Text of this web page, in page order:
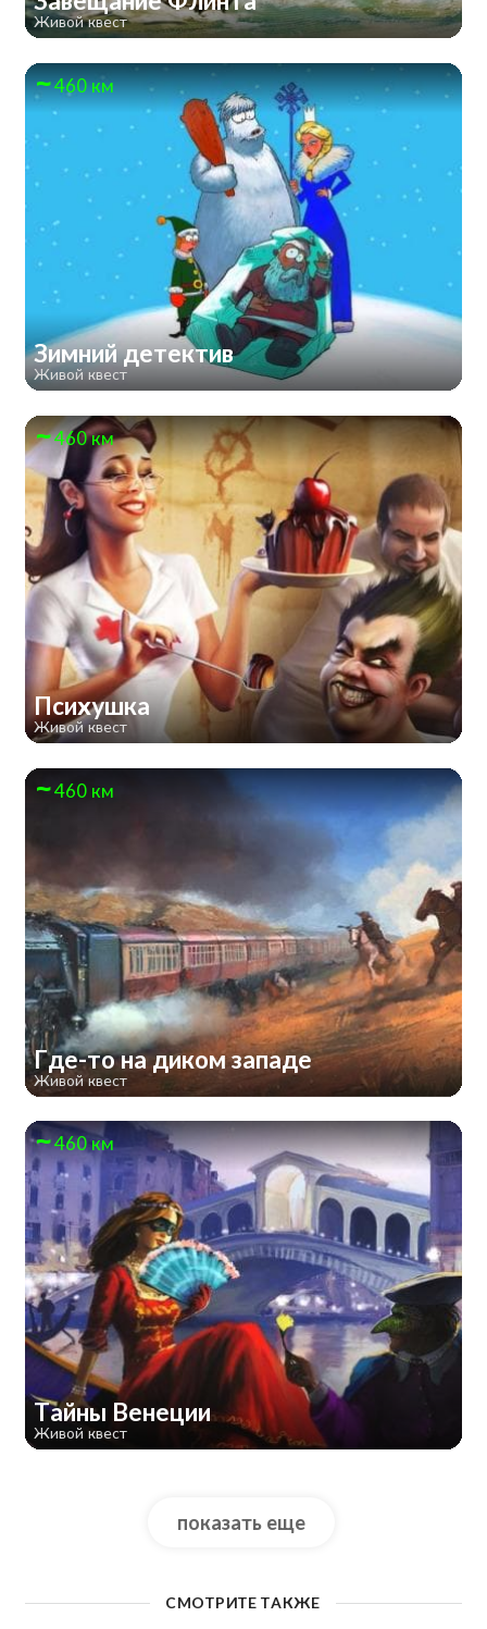
Живой квест
460 км
Зимний детектив
Живой квест
460 км
Психушка
Живой квест
460 км
Где-то на диком западе
Живой квест
460 км
Тайны Венеции
Живой квест
показать еще
СМОТРИТЕ ТАКЖЕ